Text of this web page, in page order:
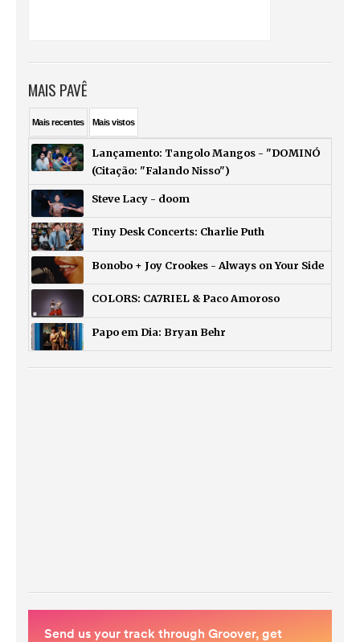
MAIS PAVÊ
Maisrecentes Maisvistos
Lançamento: Tangolo Mangos - "DOMINÓ
(Citação: "Falando Nisso")
Steve Lacy - doom
Tiny Desk Concerts: Charlie Puth
Bonobo + Joy Crookes - Always on Your Side
COLORS: CA7RIEL & Paco Amoroso
Papo em Dia: Bryan Behr